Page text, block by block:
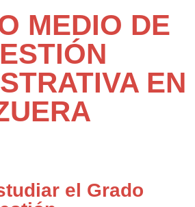
MEDIO DE
EN
el Grado